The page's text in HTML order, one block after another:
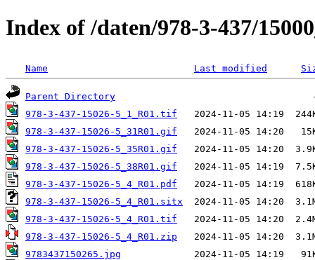
Index of /daten/978-3-437/
Name Last modified
Parent Directory
978-3-437-15026-5_1_R01.tif
978-3-437-15026-5_31R01.gif
978-3-437-15026-5_35R01.gif
978-3-437-15026-5_38R01.gif
978-3-437-15026-5_4_R01.pdf
978-3-437-15026-5_4_R01.sitx
978-3-437-15026-5_4_R01.tif
978-3-437-15026-5_4_R01.zip
9783437150265.jpg